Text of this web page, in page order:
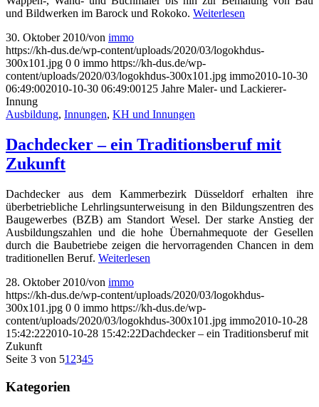
und Bildwerken im Barock und Rokoko. Weiterlesen
30. Oktober 2010/von immo
https://kh-dus.de/wp-content/uploads/2020/03/logokhdus-
300x101.jpg 0 0 immo https://kh-dus.de/wp-
content/uploads/2020/03/logokhdus-300x101.jpg immo2010-10-30
06:49:002010-10-30 06:49:00125 Jahre Maler- und Lackierer-
Innung
Ausbildung, Innungen, KH und Innungen
Dachdecker – ein Traditionsberuf mit
Zukunft
Dachdecker aus dem Kammerbezirk Düsseldorf erhalten ihre
überbetriebliche Lehrlingsunterweisung in den Bildungszentren des
Baugewerbes (BZB) am Standort Wesel. Der starke Anstieg der
Ausbildungszahlen und die hohe Übernahmequote der Gesellen
durch die Baubetriebe zeigen die hervorragenden Chancen in dem
traditionellen Beruf. Weiterlesen
28. Oktober 2010/von immo
https://kh-dus.de/wp-content/uploads/2020/03/logokhdus-
300x101.jpg 0 0 immo https://kh-dus.de/wp-
content/uploads/2020/03/logokhdus-300x101.jpg immo2010-10-28
15:42:222010-10-28 15:42:22Dachdecker – ein Traditionsberuf mit
Zukunft
Seite 3 von 51 2345
Kategorien